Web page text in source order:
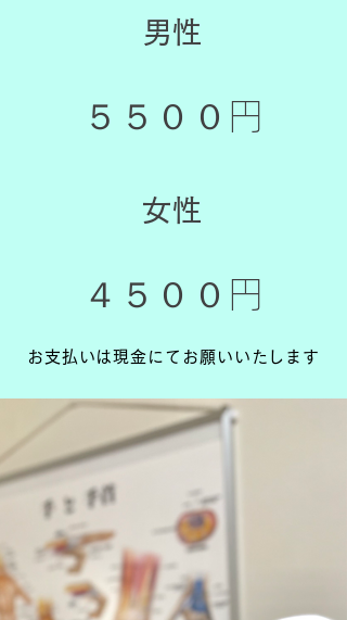
​男性
５５００円
女性
４５００円
お支払いは現金にてお願いいたします